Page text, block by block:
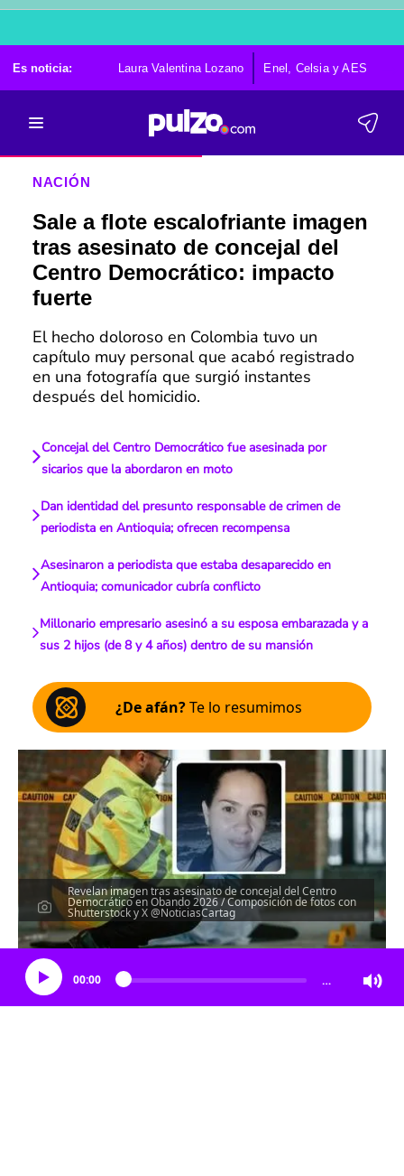
Es noticia: Laura Valentina Lozano Enel, Celsia y AES
NACIÓN
Sale a flote escalofriante imagen
tras asesinato de concejal del
Centro Democrático: impacto
fuerte
El hecho doloroso en Colombia tuvo un
capítulo muy personal que acabó registrado
en una fotografía que surgió instantes
después del homicidio.
Concejal del Centro Democrático fue asesinada por
sicarios que la abordaron en moto
Dan identidad del presunto responsable de crimen de
periodista en Antioquia; ofrecen recompensa
Asesinaron a periodista que estaba desaparecido en
Antioquia; comunicador cubría conflicto
Millonario empresario asesinó a su esposa embarazada y a
sus 2 hijos (de 8 y 4 años) dentro de su mansión
¿De afán?Te lo resumimos
Revelan imagen tras asesinato de concejal del Centro
Democrático en Obando 2026 / Composición de fotos con
Shutterstock y X @NoticiasCartag
Escucha el artículo
00:00 …